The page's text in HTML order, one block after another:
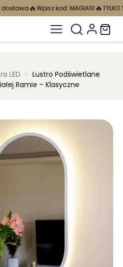
MAGIA10🔥TYLKO TERAZ: –10% na
LED › Lustro Podświetlane
Ramie – Klasyczne